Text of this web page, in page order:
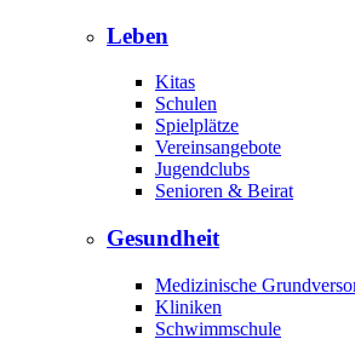
Leben
Kitas
Schulen
Spielplätze
Vereinsangebote
Jugendclubs
Senioren & Beirat
Gesundheit
Medizinische
Kliniken
Schwimmschule